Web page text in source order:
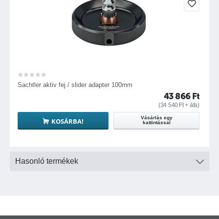
Gyorszáras nyitás/zárás
Anyaga: karbonszál
Dupla-tüskés lábvégek gumitappanccsal
Teleszkópos, skálázott padlóterpesz
A Sachtler aktiv állványfejeket a Flowtech tripoddal használva a
lábakat egészen a talaj szintjéig szét lehet nyitni, mivel a fejen
nincs alsó rögzítőcsavar ami esetleg útban lenne.
Sachtler aktiv fej / slider adapter 100mm
43 866 Ft
(34 540 Ft+ áfa)
KOSÁRBA!
Vásárlás egy
kattintással
Hasonló termékek